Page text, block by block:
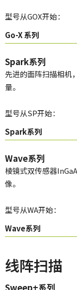
型号从GOX开始：
Go-X 系列
Spark系列
先进的面阵扫描相机
量。
型号从SP开始：
Spark系列
Wave系列
棱镜式双传感器
像。
型号从WA开始：
Wave系列
线阵扫描
Sweep+系列